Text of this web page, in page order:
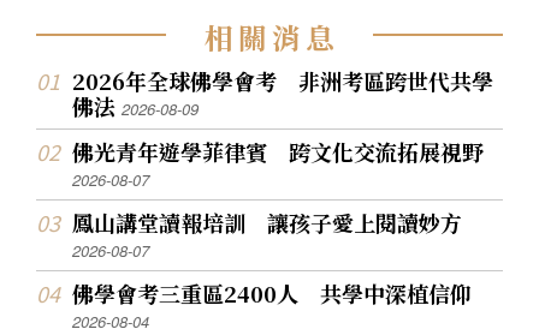
相關消息
2026年全球佛學會考 非洲考區跨世代共學
佛法2026-08-09
佛光青年遊學菲律賓 跨文化交流拓展視野
2026-08-07
鳳山講堂讀報培訓 讓孩子愛上閱讀妙方
2026-08-07
佛學會考三重區2400人 共學中深植信仰
2026-08-04